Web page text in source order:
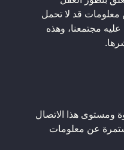
معلومات قد لا تحمل
مجتمعنا، وهذه
ومستوى هذا الاتصال
عن معلومات